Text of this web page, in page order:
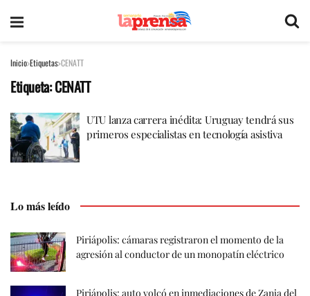
Inicio Etiquetas CENATT
Etiqueta:CENATT
UTU lanza carrera inédita: Uruguay tendrá sus
primeros especialistas en tecnología asistiva
Lo más leído
Piriápolis: cámaras registraron el momento de la
agresión al conductor de un monopatín eléctrico
Piriápolis: auto volcó en inmediaciones de Zanja del